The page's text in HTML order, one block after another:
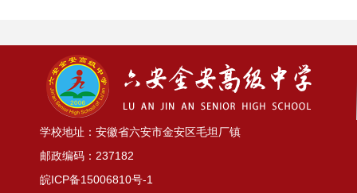
学校地址：安徽省六安市金安区毛坦厂镇
邮政编码：237182
皖ICP备15006810号-1